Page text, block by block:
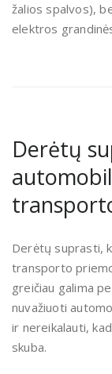
žalios spalvos),
elektros
Derėtų
Derėtų suprasti,
transporto
greičiau galima
nuvažiuoti
ir nereikalauti,
skuba.